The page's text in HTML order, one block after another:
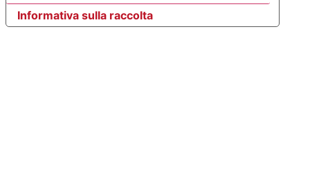
Informativa sulla raccolta